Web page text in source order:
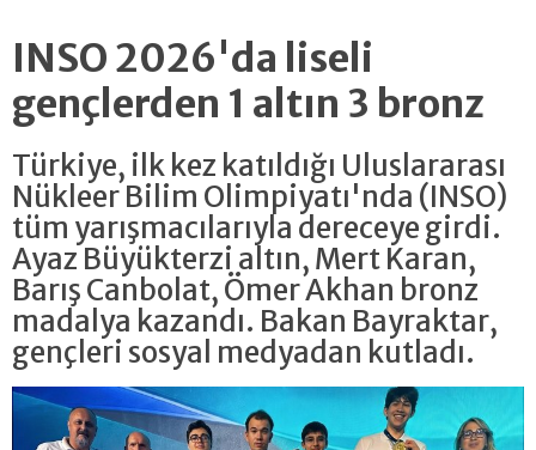
INSO 2026'da liseli
gençlerden 1 altın 3 bronz
Türkiye, ilk kez katıldığı Uluslararası
Nükleer Bilim Olimpiyatı'nda (INSO)
tüm yarışmacılarıyla dereceye girdi.
Ayaz Büyükterzi altın, Mert Karan,
Barış Canbolat, Ömer Akhan bronz
madalya kazandı. Bakan Bayraktar,
gençleri sosyal medyadan kutladı.